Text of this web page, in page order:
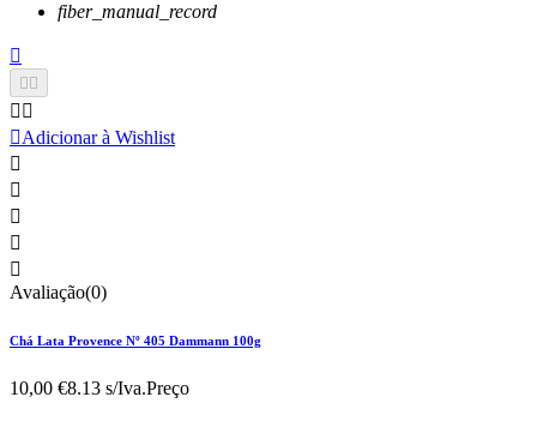
fiber_manual_record

 
 
Adicionar à Wishlist





Avaliação(0)
Chá Lata Provence Nº 405 Dammann 100g
10,00 €8.13 s/Iva.Preço